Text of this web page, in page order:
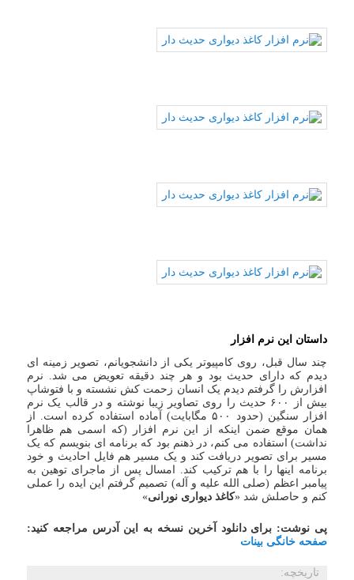
داستان این نرم افزار
چند سال قبل، روی کامپیوتر یکی از دانشجویانم، تصویر زمینه ای
دیدم که دارای حدیث بود و هر چند دقیقه تعویض می شد. نرم
افزارش را گرفتم دیدم یک انسان زحمت کش نشسته و با فتوشاپ
بیش از ۶۰۰ حدیث را روی تصاویر زیبا نوشته و در قالب یک نرم
افزار سنگین (حدود ۵۰۰ مگابایت) آماده استفاده کرده است. از
همان موقع ضمن اینکه از این نرم افزار (که اسمی هم ظاهرا
نداشت) استفاده می کنم، در ذهنم بود که برنامه ای بنویسم که یک
مسیر برای تصویر دریافت کند و یک مسیر هم فایل احادیث و خود
برنامه اینها را با هم ترکیب کند. امسال پس از ماجرای توهین به
پیامبر اعظم (صلی الله علیه و آله) تصمیم گرفتم این ایده را عملی
کنم و حاصلش شد «کاغذ دیواری نورانی»
پی نوشت: برای دانلود آخرین نسخه به این آدرس مراجعه کنید:
صفحه خانگی بینات
تاریخچه: